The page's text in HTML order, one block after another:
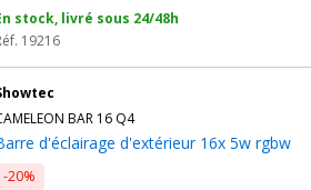
stock, livré sous 24/48h
19216
BAR 16 Q4
d'éclairage d'extérieur 16x 5w rgbw
-20%